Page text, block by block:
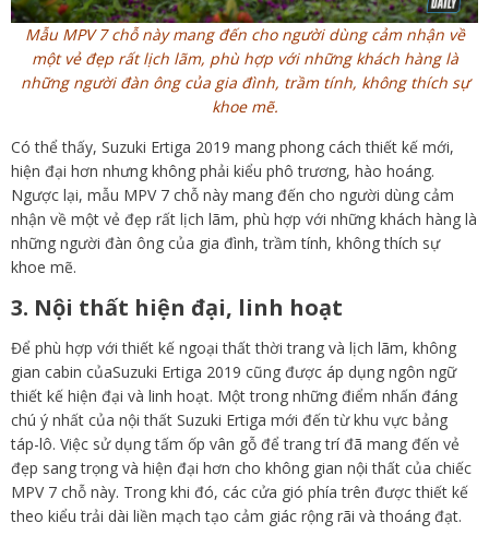
Mẫu MPV 7 chỗ này mang đến cho người dùng cảm nhận về
một vẻ đẹp rất lịch lãm, phù hợp với những khách hàng là
những người đàn ông của gia đình, trầm tính, không thích sự
khoe mẽ.
Có thể thấy, Suzuki Ertiga 2019 mang phong cách thiết kế mới,
hiện đại hơn nhưng không phải kiểu phô trương, hào hoáng.
Ngược lại, mẫu MPV 7 chỗ này mang đến cho người dùng cảm
nhận về một vẻ đẹp rất lịch lãm, phù hợp với những khách hàng là
những người đàn ông của gia đình, trầm tính, không thích sự
khoe mẽ.
3. Nội thất hiện đại, linh hoạt
Để phù hợp với thiết kế ngoại thất thời trang và lịch lãm, không
gian cabin củaSuzuki Ertiga 2019 cũng được áp dụng ngôn ngữ
thiết kế hiện đại và linh hoạt. Một trong những điểm nhấn đáng
chú ý nhất của nội thất Suzuki Ertiga mới đến từ khu vực bảng
táp-lô. Việc sử dụng tấm ốp vân gỗ để trang trí đã mang đến vẻ
đẹp sang trọng và hiện đại hơn cho không gian nội thất của chiếc
MPV 7 chỗ này. Trong khi đó, các cửa gió phía trên được thiết kế
theo kiểu trải dài liền mạch tạo cảm giác rộng rãi và thoáng đạt.